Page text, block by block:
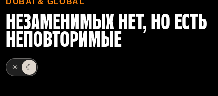
DUBAI & GLOBAL
НЕЗАМЕНИМЫХ НЕТ, НО ЕСТЬ
НЕПОВТОРИМЫЕ
☀ ☾